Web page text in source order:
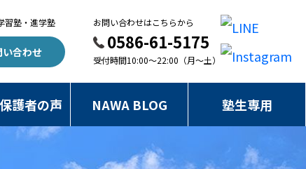
習塾・進学塾
い合わせ
お問い合わせはこちらから
0586-61-5175
受付時間10:00～22:00（月～土）
護者の声 NAWA BLOG 塾生専用